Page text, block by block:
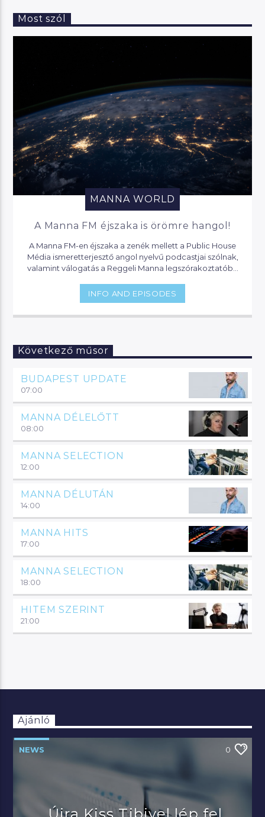
Most szól
MANNA WORLD
A Manna FM éjszaka is örömre hangol!
A Manna FM-en éjszaka a zenék mellett a Public House
Média ismeretterjesztő angol nyelvű podcastjai szólnak,
valamint válogatás a Reggeli Manna legszórakoztatóbb
INFO AND EPISODES
Következő műsor
BUDAPEST UPDATE
07:00
MANNA DÉLELŐTT
08:00
MANNA SELECTION
12:00
MANNA DÉLUTÁN
14:00
MANNA HITS
17:00
MANNA SELECTION
18:00
HITEM SZERINT
21:00
Ajánló
NEWS 0